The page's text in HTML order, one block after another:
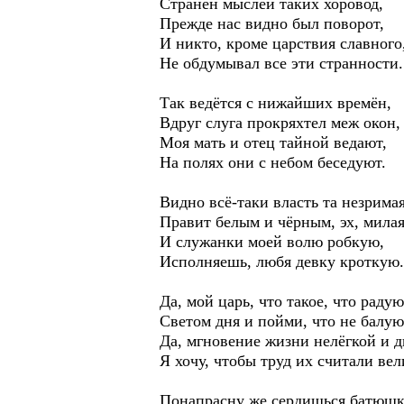
Странен мыслей таких хоровод,
Прежде нас видно был поворот,
И никто, кроме царствия
Не обдумывал все эти странности.
Так ведётся с нижайших времён,
Вдруг слуга прокряхтел меж окон,
Моя мать и отец тайной ведают,
На полях они с небом беседуют.
Видно всё-таки власть та
Правит белым и чёрным, эх,
И служанки моей волю робкую,
Исполняешь, любя девку кроткую.
Да, мой царь, что такое, что
Светом дня и пойми, что не
Да, мгновение жизни нелёгкой и
Я хочу, чтобы труд их считали
Понапрасну же сердишься